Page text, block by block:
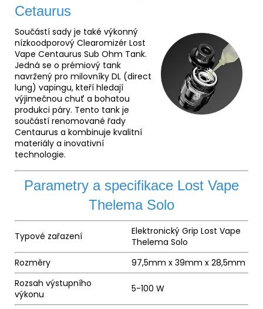
Cetaurus
Součástí sady je také výkonný
nízkoodporový Clearomizér Lost
Vape Centaurus Sub Ohm Tank.
Jedná se o prémiový tank
navržený pro milovníky DL (direct
lung) vapingu, kteří hledají
výjimečnou chuť a bohatou
produkci páry. Tento tank je
součástí renomované řady
Centaurus a kombinuje kvalitní
materiály a inovativní
technologie.
Parametry a specifikace Lost Vape
Thelema Solo
Typové zařazení
Elektronický Grip Lost Vape
Thelema Solo
Rozměry
97,5mm x 39mm x 28,5mm
Rozsah výstupního
výkonu
5-100 W